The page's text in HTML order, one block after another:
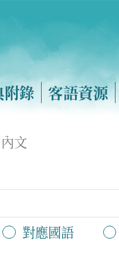
錄 客語資源
內文
對應國語